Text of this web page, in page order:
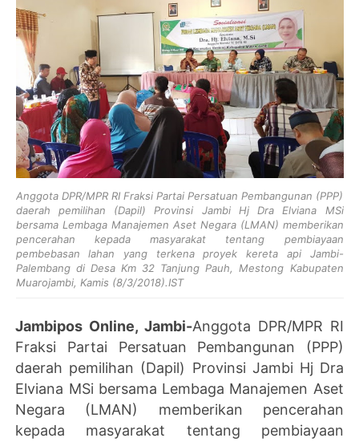
Anggota DPR/MPR RI Fraksi Partai Persatuan Pembangunan (PPP)
daerah pemilihan (Dapil) Provinsi Jambi Hj Dra Elviana MSi
bersama Lembaga Manajemen Aset Negara (LMAN) memberikan
pencerahan kepada masyarakat tentang pembiayaan
pembebasan lahan yang terkena proyek kereta api Jambi-
Palembang di Desa Km 32 Tanjung Pauh, Mestong Kabupaten
Muarojambi, Kamis (8/3/2018).IST
Jambipos Online, Jambi-Anggota DPR/MPR RI
Fraksi Partai Persatuan Pembangunan (PPP)
daerah pemilihan (Dapil) Provinsi Jambi Hj Dra
Elviana MSi bersama Lembaga Manajemen Aset
Negara (LMAN) memberikan pencerahan
kepada masyarakat tentang pembiayaan